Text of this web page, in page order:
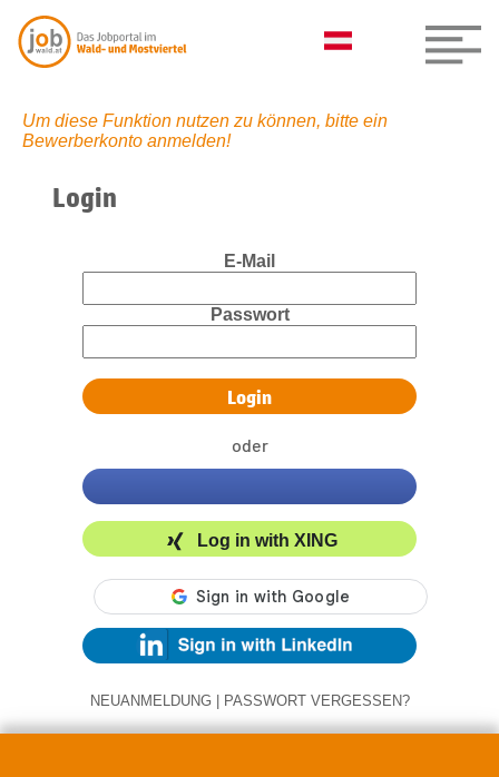
Um diese Funktion nutzen zu können, bitte ein
Bewerberkonto anmelden!
Login
E-Mail
Passwort
oder
Log in with XING
NEUANMELDUNG | PASSWORT VERGESSEN?